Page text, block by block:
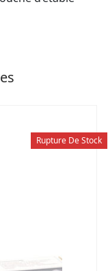
Rupture De Stock